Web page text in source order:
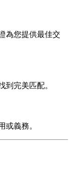
為您提供最佳交
到完美匹配。
或義務。